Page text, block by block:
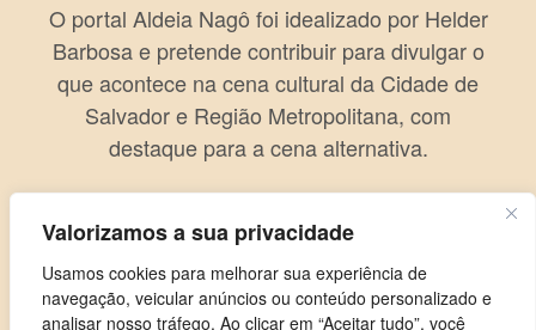
Valorizamos a sua privacidade
Usamos cookies para melhorar sua experiência de
navegação, veicular anúncios ou conteúdo personalizado e
analisar nosso tráfego. Ao clicar em “Aceitar tudo”, você
O portal Aldeia Nagô foi idealizado por Helder
Barbosa e pretende contribuir para divulgar o
que acontece na cena cultural da Cidade de
Salvador e Região Metropolitana, com
destaque para a cena alternativa.